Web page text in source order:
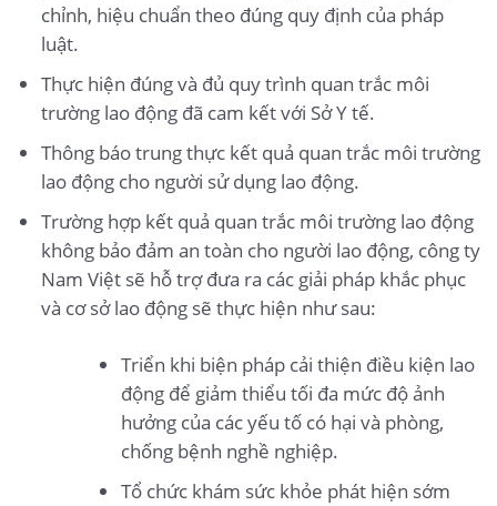
chỉnh, hiệu chuẩn theo đúng quy định của pháp
luật.
Thực hiện đúng và đủ quy trình quan trắc môi
trường lao động đã cam kết với Sở Y tế.
Thông báo trung thực kết quả quan trắc môi trường
lao động cho người sử dụng lao động.
Trường hợp kết quả quan trắc môi trường lao động
không bảo đảm an toàn cho người lao động, công ty
Nam Việt sẽ hỗ trợ đưa ra các giải pháp khắc phục
và cơ sở lao động sẽ thực hiện như sau:
Triển khi biện pháp cải thiện điều kiện lao
động để giảm thiểu tối đa mức độ ảnh
hưởng của các yếu tố có hại và phòng,
chống bệnh nghề nghiệp.
Tổ chức khám sức khỏe phát hiện sớm